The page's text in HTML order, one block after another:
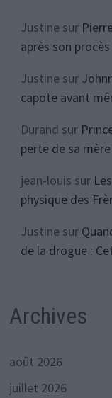
Justinesur
après son procès
Justinesur
capote avant
Durand sur
perte de sa mère
jean-louis sur
physique des
Justinesur
de la drogue :
Archives
août 2026
juillet 2026